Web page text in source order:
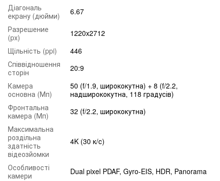
Діагональ
екрану (дюйми)
6.67
Разрешение
(px)
1220x2712
Щільність (ppi)
446
Співвідношення
сторін
20:9
Камера
основна (Мп)
50 (f/1.9, ширококутна) + 8 (f/2.2,
надширококутна, 118 градусів)
Фронтальна
камера (Мп)
32 (f/2.2, ширококутна)
Максимальна
роздільна
здатність
відеозйомки
4K (30 к/с)
Особливості
камери
Dual pixel PDAF, Gyro-EIS, HDR, Panorama